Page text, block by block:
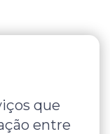
que
entre